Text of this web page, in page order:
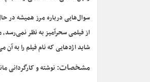
سوال‌هایی درباره مرز همیشه در
از فیلمی سحر‌آمیز به نظر
شاید اژدهایی که نام فیلم را به
مشخصات:نوشته و کارگردانی مانی